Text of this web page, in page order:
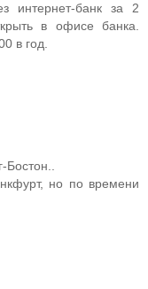
интернет-банк за 2
в офисе банка.
в год.
но по времени